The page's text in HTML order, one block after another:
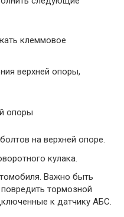
клеммовое
верхней опоры,
на верхней опоре.
кулака.
Важно быть
тормозной
к датчику АБС.